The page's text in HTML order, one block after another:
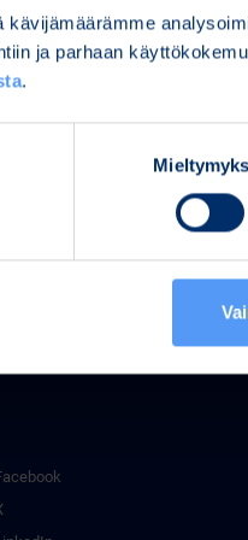
kävijämäärämme
ja parhaan
.